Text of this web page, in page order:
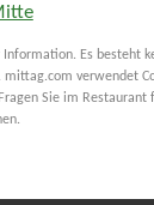
Information. Es besteht
mittag.com verwendet
Sie im Restaurant